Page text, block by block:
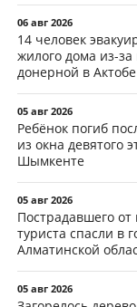
06 авг 2026
14 человек
жилого дома из-
донерной в Актобе
05 авг 2026
Ребёнок погиб
из окна девятого
Шымкенте
05 авг 2026
Пострадавшего от
туриста спасли в
Алматинской
05 авг 2026